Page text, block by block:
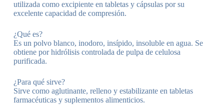
utilizada como excipiente en tabletas y cápsulas por su
excelente capacidad de compresión.
¿Qué es?
Es un polvo blanco, inodoro, insípido, insoluble en agua. Se
obtiene por hidrólisis controlada de pulpa de celulosa
purificada.
¿Para qué sirve?
Sirve como aglutinante, relleno y estabilizante en tabletas
farmacéuticas y suplementos alimenticios.